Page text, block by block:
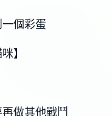
個彩蛋
】
做其他戰鬥